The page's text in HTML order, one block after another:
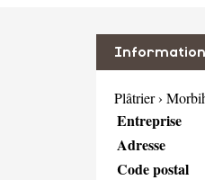
Plâtrier›
Entreprise
Adresse
Code postal